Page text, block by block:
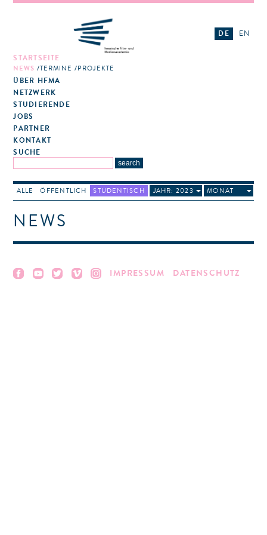
STARTSEITE
NEWS TERMINE PROJEKTE
ÜBER HFMA
NETZWERK
STUDIERENDE
JOBS
PARTNER
KONTAKT
SUCHE
DE EN
ALLE ÖFFENTLICH STUDENTISCH JAHR: 2023 MONAT
NEWS
IMPRESSUM DATENSCHUTZ